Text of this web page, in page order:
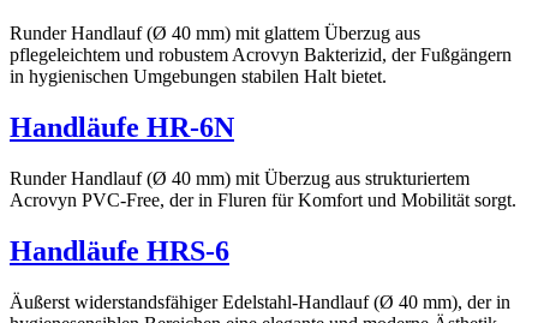
Runder Handlauf (Ø 40 mm) mit glattem Überzug aus
pflegeleichtem und robustem Acrovyn Bakterizid, der Fußgängern
in hygienischen Umgebungen stabilen Halt bietet.
Handläufe HR-6N
Runder Handlauf (Ø 40 mm) mit Überzug aus strukturiertem
Acrovyn PVC-Free, der in Fluren für Komfort und Mobilität sorgt.
Handläufe HRS-6
Äußerst widerstandsfähiger Edelstahl-Handlauf (Ø 40 mm), der in